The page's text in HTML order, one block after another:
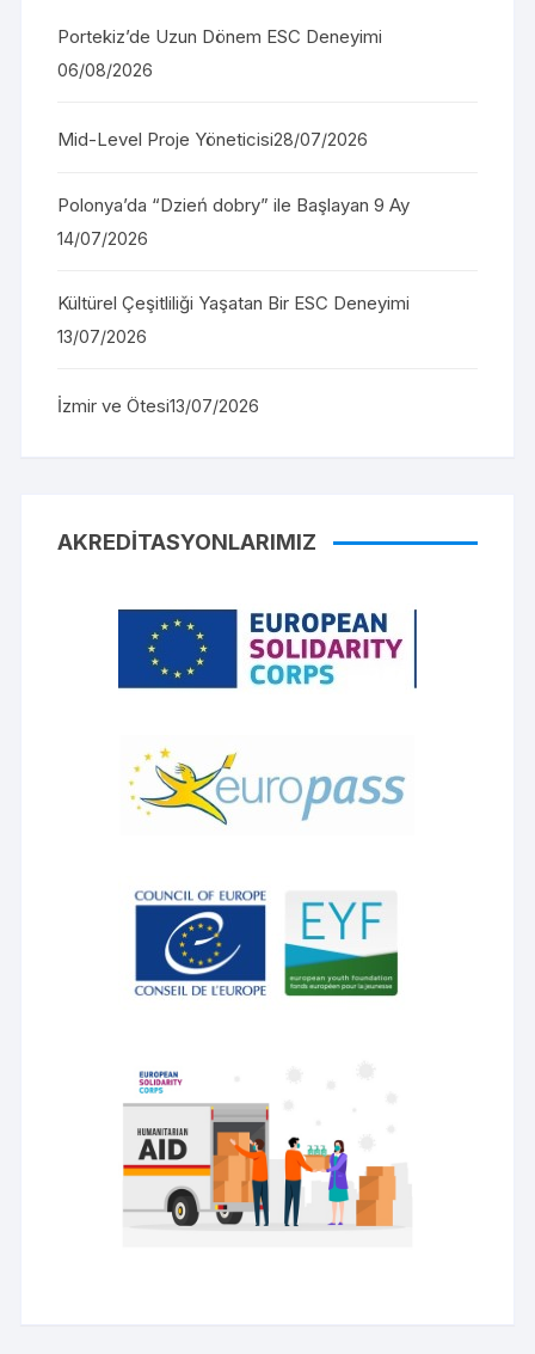
Portekiz’de Uzun Dönem ESC Deneyimi
06/08/2026
Mid-Level Proje Yöneticisi28/07/2026
Polonya’da “Dzień dobry” ile Başlayan 9 Ay
14/07/2026
Kültürel Çeşitliliği Yaşatan Bir ESC Deneyimi
13/07/2026
İzmir ve Ötesi13/07/2026
AKREDITASYONLARIMIZ